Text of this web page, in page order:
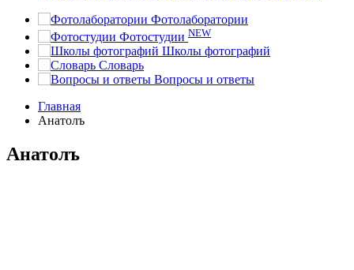
Фотолаборатории
Фотостудии NEW
Школы фотографий
Словарь
Вопросы и ответы
Главная
Анатолъ
Анатолъ